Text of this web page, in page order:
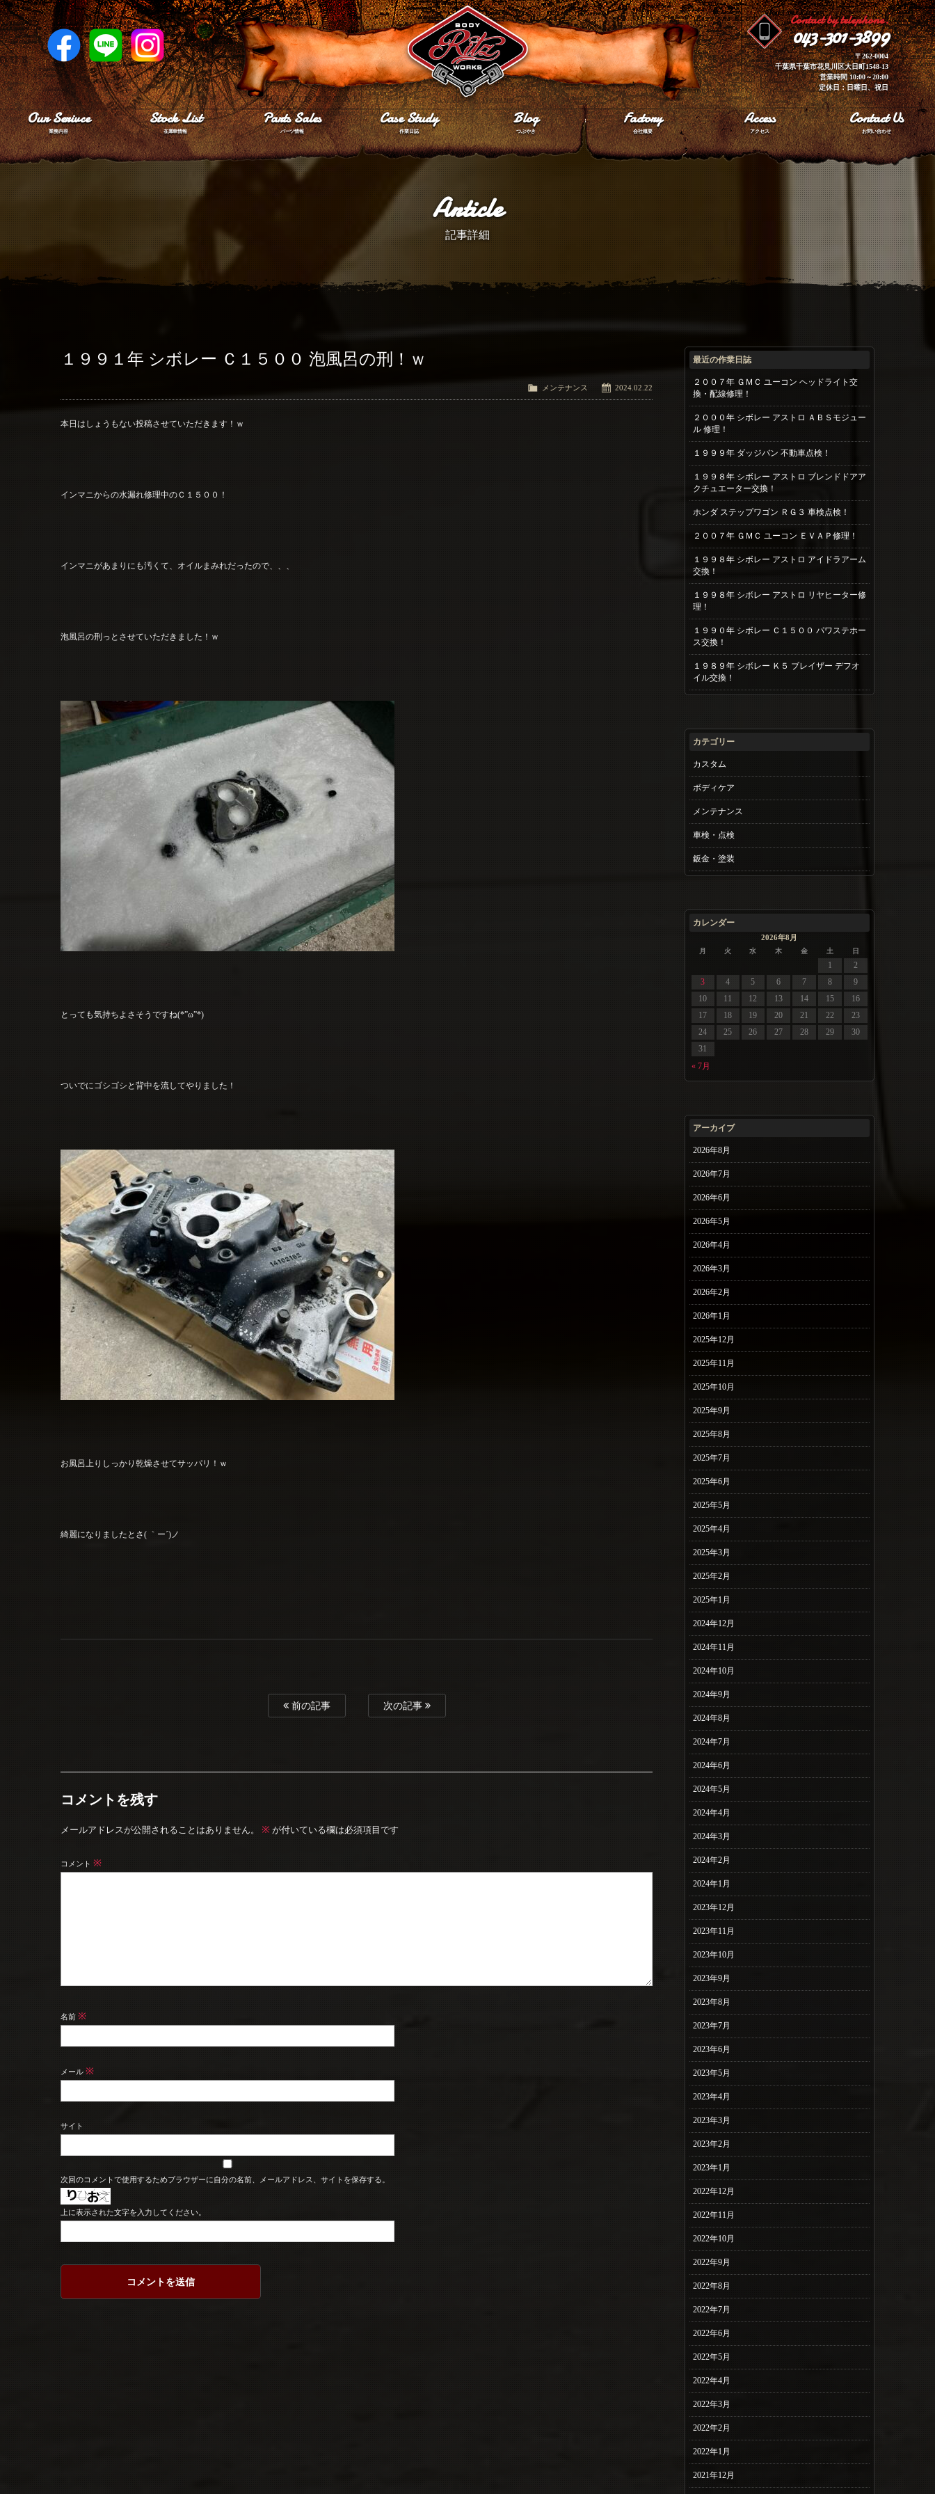
Contact by telephone.
043-301-3899
〒262-0004
千葉県千葉市花見川区大日町1548-13
営業時間 10:00～20:00
定休日：日曜日、祝日
Our Serivce
業務内容
Stock List
在庫車情報
Parts Sales
パーツ情報
Case Study
作業日誌
Blog
つぶやき
Factory
会社概要
Access
アクセス
Contact Us
お問い合わせ
Article
記事詳細
１９９１年 シボレー Ｃ１５００ 泡風呂の刑！ｗ
2024.02.22
メンテナンス
本日はしょうもない投稿させていただきます！ｗ
インマニからの水漏れ修理中のＣ１５００！
インマニがあまりにも汚くて、オイルまみれだったので、、、
泡風呂の刑っとさせていただきました！ｗ
とっても気持ちよさそうですね(*”ω”*)
ついでにゴシゴシと背中を流してやりました！
お風呂上りしっかり乾燥させてサッパリ！ｗ
綺麗になりましたとさ( ｀ー´)ノ
前の記事 次の記事
コメントを残す
メールアドレスが公開されることはありません。 ※が付いている欄は必須項目です
コメント※
名前※
メール※
サイト
次回のコメントで使用するためブラウザーに自分の名前、メールアドレス、サイトを保存する。
上に表示された文字を入力してください。
最近の作業日誌
２００７年 ＧＭＣ ユーコン ヘッドライト交
換・配線修理！
２０００年 シボレー アストロ ＡＢＳモジュー
ル 修理！
１９９９年 ダッジバン 不動車点検！
１９９８年 シボレー アストロ ブレンドドアア
クチュエーター交換！
ホンダ ステップワゴン ＲＧ３ 車検点検！
２００７年 ＧＭＣ ユーコン ＥＶＡＰ修理！
１９９８年 シボレー アストロ アイドラアーム
交換！
１９９８年 シボレー アストロ リヤヒーター修
理！
１９９０年 シボレー Ｃ１５００ パワステホー
ス交換！
１９８９年 シボレー Ｋ５ ブレイザー デフオ
イル交換！
カテゴリー
カスタム
ボディケア
メンテナンス
車検・点検
鈑金・塗装
カレンダー
2026年8月
月 火 水 木 金 土 日
« 7月
1
2
3
4 5 6 7 8
9
10
11 12 13 14 15
16
17
18 19 20 21 22
23
24
25 26 27 28 29
30
31
アーカイブ
2026年8月
2026年7月
2026年6月
2026年5月
2026年4月
2026年3月
2026年2月
2026年1月
2025年12月
2025年11月
2025年10月
2025年9月
2025年8月
2025年7月
2025年6月
2025年5月
2025年4月
2025年3月
2025年2月
2025年1月
2024年12月
2024年11月
2024年10月
2024年9月
2024年8月
2024年7月
2024年6月
2024年5月
2024年4月
2024年3月
2024年2月
2024年1月
2023年12月
2023年11月
2023年10月
2023年9月
2023年8月
2023年7月
2023年6月
2023年5月
2023年4月
2023年3月
2023年2月
2023年1月
2022年12月
2022年11月
2022年10月
2022年9月
2022年8月
2022年7月
2022年6月
2022年5月
2022年4月
2022年3月
2022年2月
2022年1月
2021年12月